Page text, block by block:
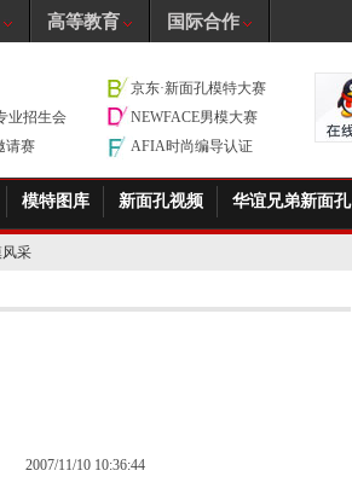
京东·新面孔模特大赛
业招生会
NEWFACE男模大赛
请赛
AFIA时尚编导认证
模特图库 新面孔视频 华谊兄弟新面孔
风采
2007/11/10 10:36:44
高等教育 国际合作